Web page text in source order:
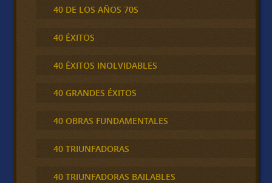
40 DE LOS AÑOS 70S
40 ÉXITOS
40 ÉXITOS INOLVIDABLES
40 GRANDES ÉXITOS
40 OBRAS FUNDAMENTALES
40 TRIUNFADORAS
40 TRIUNFADORAS BAILABLES